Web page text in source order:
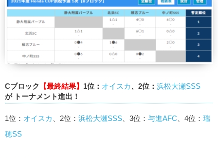
Cブロック 【最終結果】 1位： オイスカ、2位： 浜松大瀬SSS
が トーナメント進出！
1位： オイスカ 、2位： 浜松大瀬SSS 、3位： 与進AFC 、4位： 瑞
穂SS